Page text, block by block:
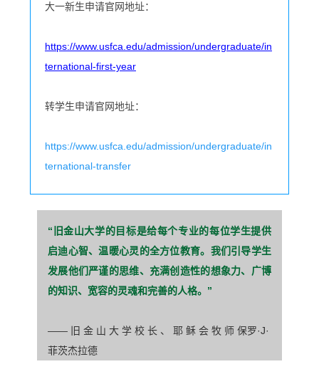
大一新生申请官网地址：
https://www.usfca.edu/admission/undergraduate/in
ternational-first-year
转学生申请官网地址：
https://www.usfca.edu/admission/undergraduate/in
ternational-transfer
“旧金山大学的目标是给每个专业的每位学生提供
启迪心智、温暖心灵的全方位教育。 我们引导学生
发展他们严谨的思维、充满创造性的想象力、广博
的知识、宽容的灵魂和完善的人格。”
—— 旧 金 山 大 学 校 长 、 耶 稣 会 牧 师 保罗·J·
菲茨杰拉德